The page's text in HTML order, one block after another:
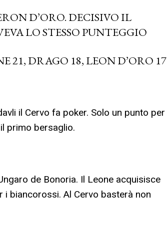
D’ORO. DECISIVO IL
LO STESSO PUNTEGGIO
21, DRAGO 18, LEON D’ORO 17
il Cervo fa poker. Solo un punto per
primo bersaglio.
de Bonoria. Il Leone acquisisce
i biancorossi. Al Cervo basterà non